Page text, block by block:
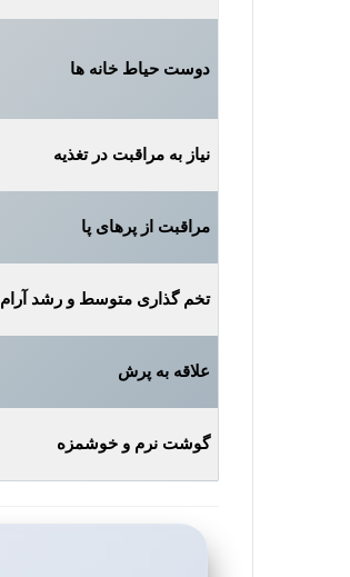
دوست حیاط خانه‌ ها
نیاز به مراقبت در تغذیه
مراقبت از پرهای پا
تخم‌ گذاری متوسط و رشد آرام
علاقه به پرش
گوشت نرم و خوشمزه